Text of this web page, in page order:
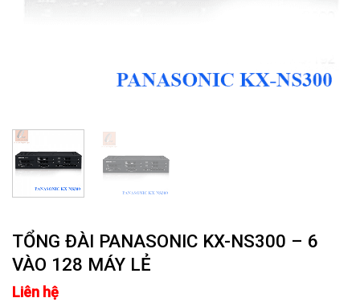
TỔNG ĐÀI PANASONIC KX-NS300 – 6
VÀO 128 MÁY LẺ
Liên hệ